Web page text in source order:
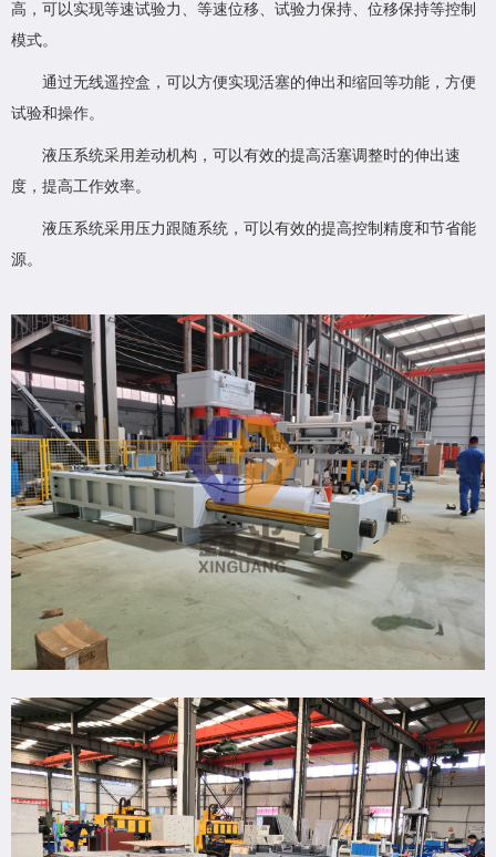
高，可以实现等速试验力、等速位移、试验力保持、位移保持等控制
模式。
通过无线遥控盒，可以方便实现活塞的伸出和缩回等功能，方便
试验和操作。
液压系统采用差动机构，可以有效的提高活塞调整时的伸出速
度，提高工作效率。
液压系统采用压力跟随系统，可以有效的提高控制精度和节省能
源。